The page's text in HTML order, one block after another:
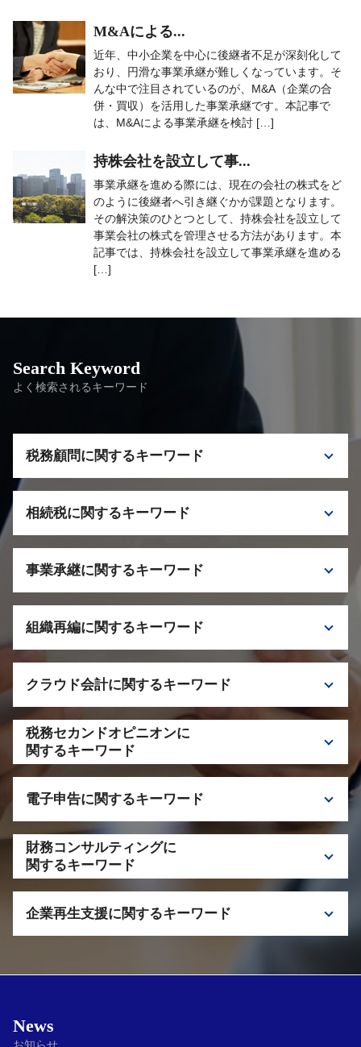
M&Aによる...
近年、中小企業を中心に後継者不足が深刻化して
おり、円滑な事業承継が難しくなっています。そ
んな中で注目されているのが、M&A（企業の合
併・買収）を活用した事業承継です。本記事で
は、M&Aによる事業承継を検討 […]
持株会社を設立して事...
事業承継を進める際には、現在の会社の株式をど
のように後継者へ引き継ぐかが課題となります。
その解決策のひとつとして、持株会社を設立して
事業会社の株式を管理させる方法があります。本
記事では、持株会社を設立して事業承継を進める
[…]
Search Keyword
よく検索されるキーワード
税務顧問に関するキーワード
顧問税務 依頼 メリット
税理士 千代田区 顧問契約
税理士 栃木 相談
税務顧問 税理士 依頼
相続税に関するキーワード
二次相続 一次相続 違い
相続税 申告期限
相続税 二次相続
相続税 税理士 相談
税理士 栃木 相続税
事業承継に関するキーワード
自社株 評価
税理士 千代田区 事業承継
事業承継税制 特徴
事業承継税制 注意点
M&A 事業承継
M&A 税理士 栃木
事業承継 検討すべきケース
組織再編に関するキーワード
税理士 千葉 組織再編
子会社化 メリット
会社分割 適格要件
株式交換 子会社化 仕組み
クラウド会計に関するキーワード
クラウド会計 税理士 千代田区
税理士 相談 クラウド会計
クラウド会計 税理士 神奈川
クラウド会計 導入
税務セカンドオピニオンに
関するキーワード
セカンドオピニオン 税理士 栃木
税理士 セカンドオピニオン 相談
セカンドオピニオン メリット
電子申告に関するキーワード
e-tax デメリット
e-tax メリット
税理士 電子申請
副業 税理士 相談
副業 電子申請 ポイント
財務コンサルティングに
関するキーワード
資金繰り 税理士 相談
コンサルティング 税理士 千代田区
資金繰り 注意点
企業再生支援に関するキーワード
私的整理 法的整理
News